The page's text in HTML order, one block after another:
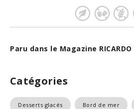
Paru dans le Magazine
Catégories
Desserts glacés Bord de mer